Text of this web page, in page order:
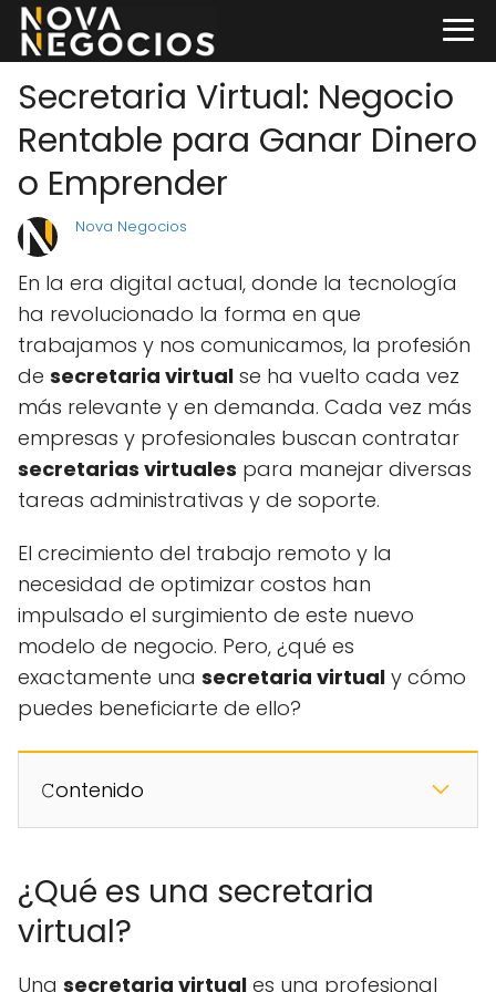
Secretaria Virtual: Negocio
Rentable para Ganar Dinero
o Emprender
Nova Negocios
En la era digital actual, donde la tecnología
ha revolucionado la forma en que
trabajamos y nos comunicamos, la profesión
de secretaria virtual se ha vuelto cada vez
más relevante y en demanda. Cada vez más
empresas y profesionales buscan contratar
secretarias virtuales para manejar diversas
tareas administrativas y de soporte.
El crecimiento del trabajo remoto y la
necesidad de optimizar costos han
impulsado el surgimiento de este nuevo
modelo de negocio. Pero, ¿qué es
exactamente una secretaria virtual y cómo
puedes beneficiarte de ello?
𝙲ontenido
¿Qué es una secretaria
virtual?
Una secretaria virtual es una profesional